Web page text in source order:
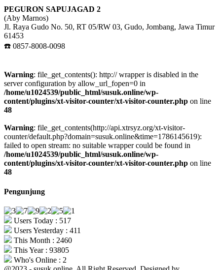
PEGURON SAPUJAGAD 2
(Aby Marnos)
Jl. Raya Gudo No. 50, RT 05/RW 03, Gudo, Jombang, Jawa Timur
61453
☎️ 0857-8008-0098
Warning: file_get_contents(): http:// wrapper is disabled in the
server configuration by allow_url_fopen=0 in
/home/u1024539/public_html/susuk.online/wp-
content/plugins/xt-visitor-counter/xt-visitor-counter.php on line
48
Warning: file_get_contents(http://api.xtrsyz.org/xt-visitor-
counter/default.php?domain=susuk.online&time=1786145619):
failed to open stream: no suitable wrapper could be found in
/home/u1024539/public_html/susuk.online/wp-
content/plugins/xt-visitor-counter/xt-visitor-counter.php on line
48
Pengunjung
Users Today : 517
Users Yesterday : 411
This Month : 2460
This Year : 93805
Who's Online : 2